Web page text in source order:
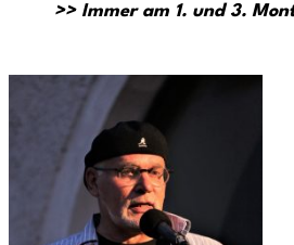
>> Immer am 1. und 3.